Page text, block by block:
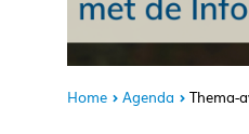
Home Agenda Thema-